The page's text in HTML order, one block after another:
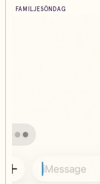
FAMILJESÖNDAG